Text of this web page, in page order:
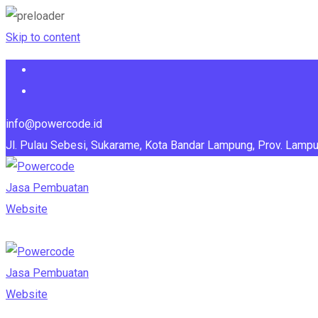
Skip to content
info@powercode.id
Jl. Pulau Sebesi, Sukarame, Kota Bandar Lampung, Prov.